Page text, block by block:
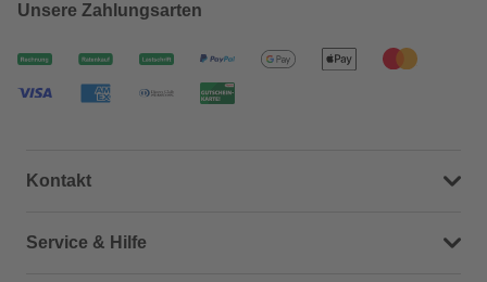
Unsere Zahlungsarten
Kontakt
Dein Kontakt zu uns
Service & Hilfe